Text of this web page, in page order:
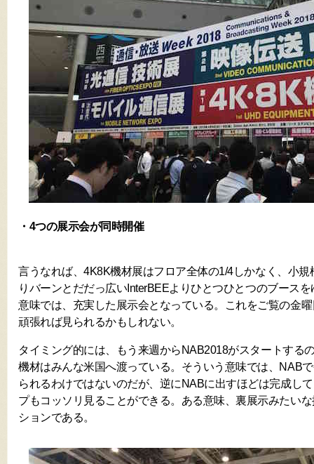
・4つの展示会が同時開催
言うなれば、4K8K機材展はフロア全体の1/4しかなく、小
りバーンとだだっ広いInterBEEよりひとつひとつのブース
意味では、充実した展示会となっている。これをご覧の金
頑張れば見られるかもしれない。
タイミング的には、もう来週からNAB2018がスタートする
機材はみんな米国へ渡っている。そういう意味では、NAB
られるわけではないのだが、逆にNABに出すほどは完成し
プもコッソリ見ることができる。ある意味、裏展示みたい
ションである。